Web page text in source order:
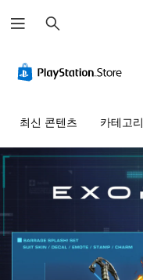
색
최신 콘텐츠 카테고리